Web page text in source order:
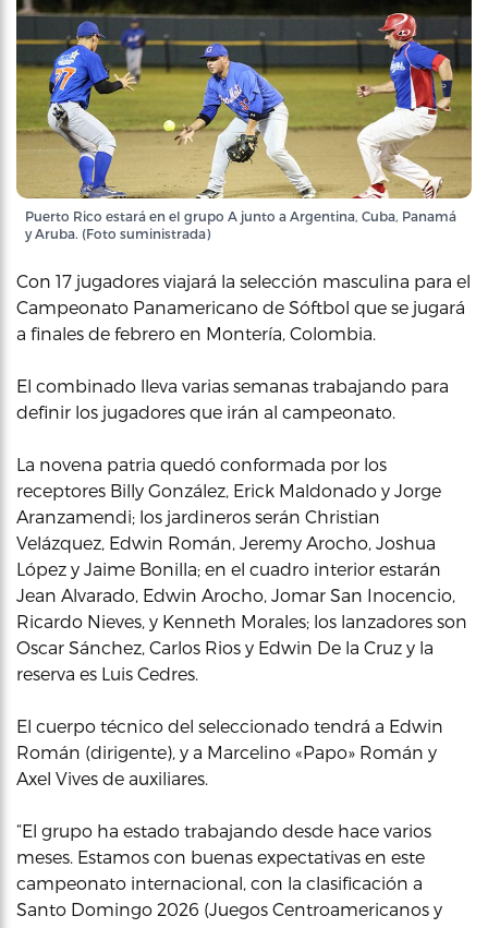
Puerto Rico estará en el grupo A junto a Argentina, Cuba, Panamá
y Aruba. (Foto suministrada)
Con 17 jugadores viajará la selección masculina para el
Campeonato Panamericano de Sóftbol que se jugará
a finales de febrero en Montería, Colombia.
El combinado lleva varias semanas trabajando para
definir los jugadores que irán al campeonato.
La novena patria quedó conformada por los
receptores Billy González, Erick Maldonado y Jorge
Aranzamendi; los jardineros serán Christian
Velázquez, Edwin Román, Jeremy Arocho, Joshua
López y Jaime Bonilla; en el cuadro interior estarán
Jean Alvarado, Edwin Arocho, Jomar San Inocencio,
Ricardo Nieves, y Kenneth Morales; los lanzadores son
Oscar Sánchez, Carlos Rios y Edwin De la Cruz y la
reserva es Luis Cedres.
El cuerpo técnico del seleccionado tendrá a Edwin
Román (dirigente), y a Marcelino «Papo» Román y
Axel Vives de auxiliares.
“El grupo ha estado trabajando desde hace varios
meses. Estamos con buenas expectativas en este
campeonato internacional, con la clasificación a
Santo Domingo 2026 (Juegos Centroamericanos y